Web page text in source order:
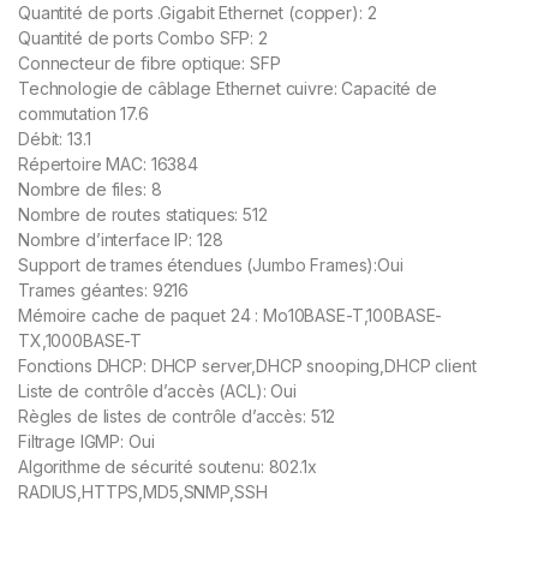
Quantité de ports .Gigabit Ethernet (copper): 2
Quantité de ports Combo SFP: 2
Connecteur de fibre optique: SFP
Technologie de câblage Ethernet cuivre: Capacité de
commutation 17.6
Débit: 13.1
Répertoire MAC: 16384
Nombre de files: 8
Nombre de routes statiques: 512
Nombre d’interface IP: 128
Support de trames étendues (Jumbo Frames):Oui
Trames géantes: 9216
Mémoire cache de paquet 24 : Mo10BASE-T,100BASE-
TX,1000BASE-T
Fonctions DHCP: DHCP server,DHCP snooping,DHCP client
Liste de contrôle d’accès (ACL): Oui
Règles de listes de contrôle d’accès: 512
Filtrage IGMP: Oui
Algorithme de sécurité soutenu: 802.1x
RADIUS,HTTPS,MD5,SNMP,SSH